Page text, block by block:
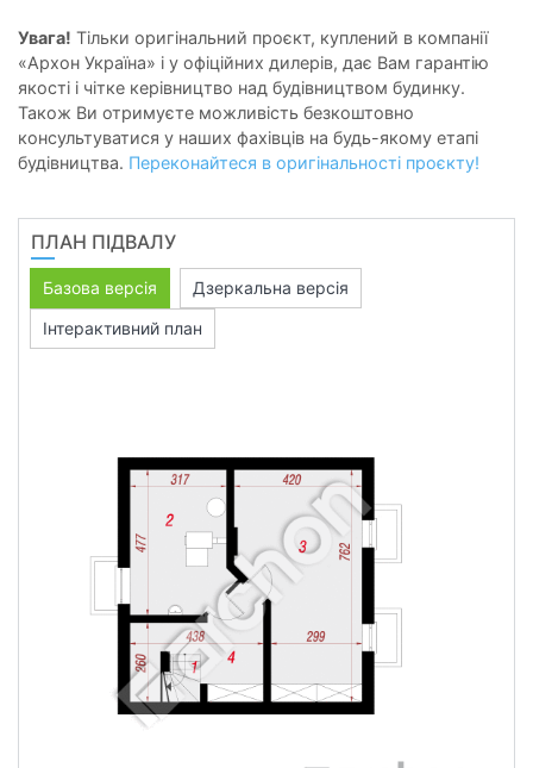
Увага! Тільки оригінальний проєкт, куплений в компанії
«Архон Україна» і у офіційних дилерів, дає Вам гарантію
якості і чітке керівництво над будівництвом будинку.
Також Ви отримуєте можливість безкоштовно
консультуватися у наших фахівців на будь-якому етапі
будівництва. Переконайтеся в оригінальності проєкту!
ПЛАН ПІДВАЛУ
Базова версія
Дзеркальна версія
Інтерактивний план